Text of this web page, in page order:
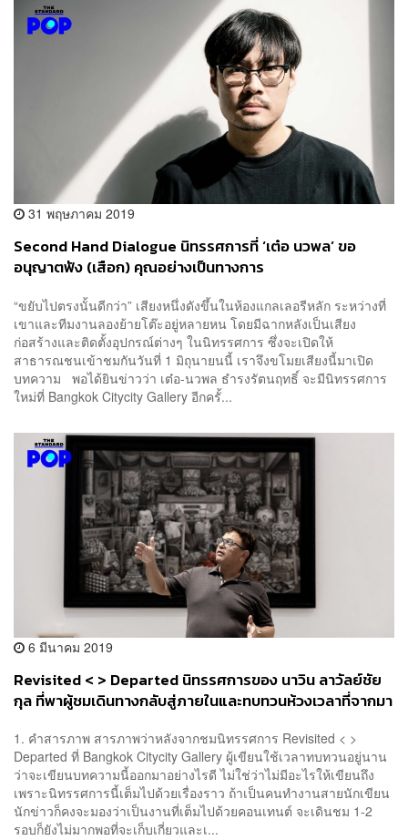
31 พฤษภาคม 2019
Second Hand Dialogue นิทรรศการที่ ‘เต๋อ นวพล’ ขอ
อนุญาตฟัง (เสือก) คุณอย่างเป็นทางการ
“ขยับไปตรงนั้นดีกว่า” เสียงหนึ่งดังขึ้นในห้องแกลเลอรีหลัก ระหว่างที่
เขาและทีมงานลองย้ายโต๊ะอยู่หลายหน โดยมีฉากหลังเป็นเสียง
ก่อสร้างและติดตั้งอุปกรณ์ต่างๆ ในนิทรรศการ ซึ่งจะเปิดให้
สาธารณชนเข้าชมกันวันที่ 1 มิถุนายนนี้ เราจึงขโมยเสียงนี้มาเปิด
บทความ พอได้ยินข่าวว่า เต๋อ-นวพล ธำรงรัตนฤทธิ์ จะมีนิทรรศการ
ใหม่ที่ Bangkok Citycity Gallery อีกครั้...
6 มีนาคม 2019
Revisited < > Departed นิทรรศการของ นาวิน ลาวัลย์ชัย
กุล ที่พาผู้ชมเดินทางกลับสู่ภายในและทบทวนห้วงเวลาที่จากมา
1. คำสารภาพ สารภาพว่าหลังจากชมนิทรรศการ Revisited < >
Departed ที่ Bangkok Citycity Gallery ผู้เขียนใช้เวลาทบทวนอยู่นาน
ว่าจะเขียนบทความนี้ออกมาอย่างไรดี ไม่ใช่ว่าไม่มีอะไรให้เขียนถึง
เพราะนิทรรศการนี้เต็มไปด้วยเรื่องราว ถ้าเป็นคนทำงานสายนักเขียน
นักข่าวก็คงจะมองว่าเป็นงานที่เต็มไปด้วยคอนเทนต์ จะเดินชม 1-2
รอบก็ยังไม่มากพอที่จะเก็บเกี่ยวและเ...